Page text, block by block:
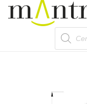
Products
search